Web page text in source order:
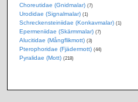
Choreutidae (Gnidmalar) (7)
Urodidae (Signalmalar) (1)
Schreckensteiniidae (Konkavmalar) (1)
Epermeniidae (Skärmmalar) (7)
Alucitidae (Mångflikmott) (3)
Pterophoridae (Fjädermott) (44)
Pyralidae (Mott) (218)